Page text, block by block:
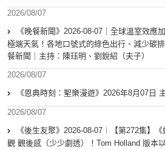
2026/08/07
《晚餐新聞》2026-08-07｜全球溫室效應
極端天氣！各地口號式的綠色出行、減少碳
餐新聞｜主持：陳珏明、劉銳紹（夫子）
2026/08/07
《恩典時刻：聖樂漫遊》2026年8月07日
2026/08/07
《後生友聚》2026-08-07︱【第272集】
觀 觀後感（少少劇透）！Tom Holland 版本